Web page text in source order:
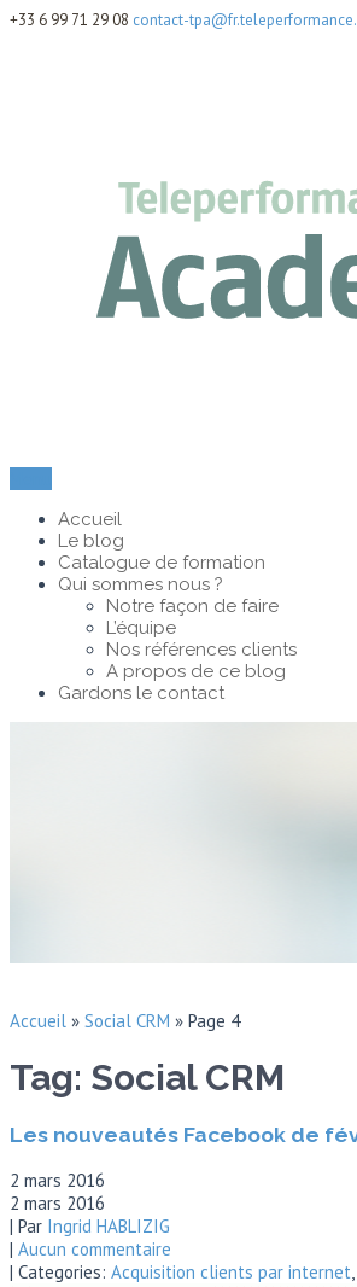
+33 6 99 71 29 08 contact-
Accueil
Le blog
Catalogue de formation
Qui sommes nous ?
Notre façon de faire
L’équipe
Nos références clients
A propos de ce blog
Gardons le contact
Accueil » Social CRM » Page 4
Tag: Social CRM
Les nouveautés Facebook de
2 mars 2016
2 mars 2016
| Par Ingrid HABLIZIG
| Aucun commentaire
| Categories: Acquisition clients par internet